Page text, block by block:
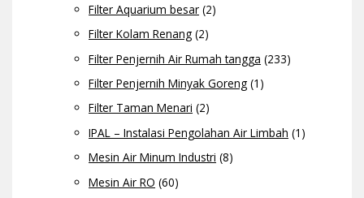
Filter Aquarium besar (2)
Filter Kolam Renang (2)
Filter Penjernih Air Rumah tangga (233)
Filter Penjernih Minyak Goreng (1)
Filter Taman Menari (2)
IPAL – Instalasi Pengolahan Air Limbah (1)
Mesin Air Minum Industri (8)
Mesin Air RO (60)